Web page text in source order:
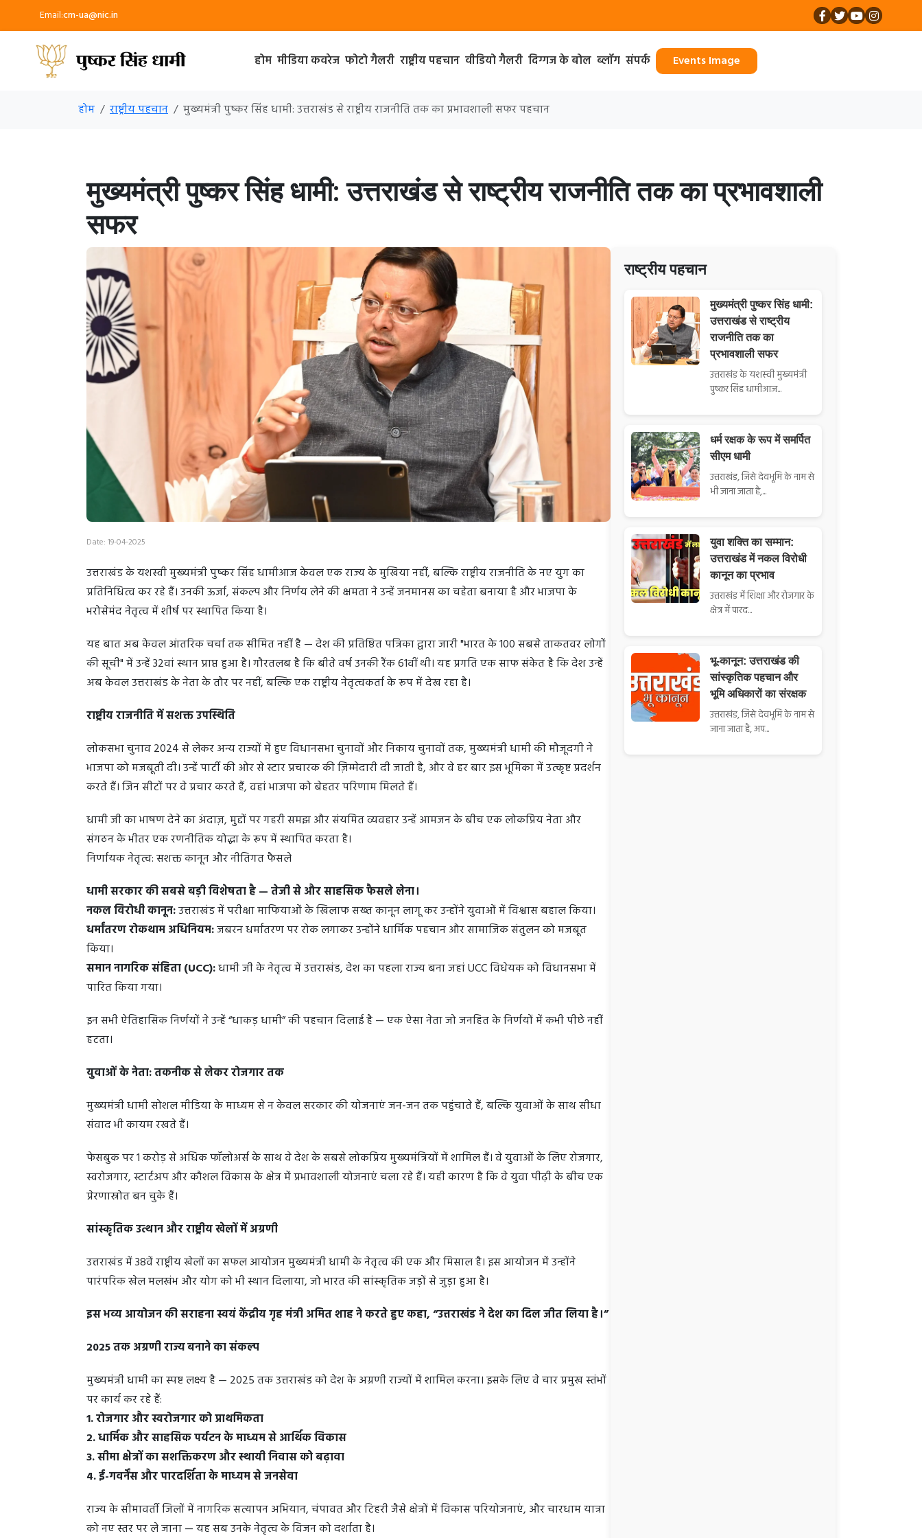
Email:cm-ua@nic.in
होम मीडिया कवरेज फोटो गैलरी राष्ट्रीय पहचान वीडियो गैलरी दिग्गज के बोल ब्लॉग संपर्क Events Image
होम राष्ट्रीय पहचान मुख्यमंत्री पुष्कर सिंह धामी: उत्तराखंड से राष्ट्रीय राजनीति तक का प्रभावशाली सफर पहचान
मुख्यमंत्री पुष्कर सिंह धामी: उत्तराखंड से राष्ट्रीय राजनीति तक का प्रभावशाली
सफर
Date: 19-04-2025
उत्तराखंड के यशस्वी मुख्यमंत्री पुष्कर सिंह धामीआज केवल एक राज्य के मुखिया नहीं, बल्कि राष्ट्रीय राजनीति के नए युग का
प्रतिनिधित्व कर रहे हैं। उनकी ऊर्जा, संकल्प और निर्णय लेने की क्षमता ने उन्हें जनमानस का चहेता बनाया है और भाजपा के
भरोसेमंद नेतृत्व में शीर्ष पर स्थापित किया है।
यह बात अब केवल आंतरिक चर्चा तक सीमित नहीं है — देश की प्रतिष्ठित पत्रिका द्वारा जारी "भारत के 100 सबसे ताकतवर लोगों
की सूची" में उन्हें 32वां स्थान प्राप्त हुआ है। गौरतलब है कि बीते वर्ष उनकी रैंक 61वीं थी। यह प्रगति एक साफ संकेत है कि देश उन्हें
अब केवल उत्तराखंड के नेता के तौर पर नहीं, बल्कि एक राष्ट्रीय नेतृत्वकर्ता के रूप में देख रहा है।
राष्ट्रीय राजनीति में सशक्त उपस्थिति
लोकसभा चुनाव 2024 से लेकर अन्य राज्यों में हुए विधानसभा चुनावों और निकाय चुनावों तक, मुख्यमंत्री धामी की मौजूदगी ने
भाजपा को मजबूती दी। उन्हें पार्टी की ओर से स्टार प्रचारक की ज़िम्मेदारी दी जाती है, और वे हर बार इस भूमिका में उत्कृष्ट प्रदर्शन
करते हैं। जिन सीटों पर वे प्रचार करते हैं, वहां भाजपा को बेहतर परिणाम मिलते हैं।
धामी जी का भाषण देने का अंदाज़, मुद्दों पर गहरी समझ और संयमित व्यवहार उन्हें आमजन के बीच एक लोकप्रिय नेता और
संगठन के भीतर एक रणनीतिक योद्धा के रूप में स्थापित करता है।
निर्णायक नेतृत्व: सशक्त कानून और नीतिगत फैसले
धामी सरकार की सबसे बड़ी विशेषता है — तेजी से और साहसिक फैसले लेना।
नकल विरोधी कानून:उत्तराखंड में परीक्षा माफियाओं के खिलाफ सख्त कानून लागू कर उन्होंने युवाओं में विश्वास बहाल किया।
धर्मांतरण रोकथाम अधिनियम:जबरन धर्मांतरण पर रोक लगाकर उन्होंने धार्मिक पहचान और सामाजिक संतुलन को मजबूत
किया।
समान नागरिक संहिता (UCC):धामी जी के नेतृत्व में उत्तराखंड, देश का पहला राज्य बना जहां UCC विधेयक को विधानसभा में
पारित किया गया।
इन सभी ऐतिहासिक निर्णयों ने उन्हें “धाकड़ धामी” की पहचान दिलाई है — एक ऐसा नेता जो जनहित के निर्णयों में कभी पीछे नहीं
हटता।
युवाओं के नेता: तकनीक से लेकर रोजगार तक
मुख्यमंत्री धामी सोशल मीडिया के माध्यम से न केवल सरकार की योजनाएं जन-जन तक पहुंचाते हैं, बल्कि युवाओं के साथ सीधा
संवाद भी कायम रखते हैं।
फेसबुक पर 1 करोड़ से अधिक फॉलोअर्स के साथ वे देश के सबसे लोकप्रिय मुख्यमंत्रियों में शामिल हैं। वे युवाओं के लिए रोजगार,
स्वरोजगार, स्टार्टअप और कौशल विकास के क्षेत्र में प्रभावशाली योजनाएं चला रहे हैं। यही कारण है कि वे युवा पीढ़ी के बीच एक
प्रेरणास्रोत बन चुके हैं।
सांस्कृतिक उत्थान और राष्ट्रीय खेलों में अग्रणी
उत्तराखंड में 38वें राष्ट्रीय खेलों का सफल आयोजन मुख्यमंत्री धामी के नेतृत्व की एक और मिसाल है। इस आयोजन में उन्होंने
पारंपरिक खेल मलखंभ और योग को भी स्थान दिलाया, जो भारत की सांस्कृतिक जड़ों से जुड़ा हुआ है।
इस भव्य आयोजन की सराहना स्वयं केंद्रीय गृह मंत्री अमित शाह ने करते हुए कहा, “उत्तराखंड ने देश का दिल जीत लिया है।”
2025 तक अग्रणी राज्य बनाने का संकल्प
मुख्यमंत्री धामी का स्पष्ट लक्ष्य है — 2025 तक उत्तराखंड को देश के अग्रणी राज्यों में शामिल करना। इसके लिए वे चार प्रमुख स्तंभों
पर कार्य कर रहे हैं:
1. रोजगार और स्वरोजगार को प्राथमिकता
2. धार्मिक और साहसिक पर्यटन के माध्यम से आर्थिक विकास
3. सीमा क्षेत्रों का सशक्तिकरण और स्थायी निवास को बढ़ावा
4. ई-गवर्नेंस और पारदर्शिता के माध्यम से जनसेवा
राज्य के सीमावर्ती जिलों में नागरिक सत्यापन अभियान, चंपावत और टिहरी जैसे क्षेत्रों में विकास परियोजनाएं, और चारधाम यात्रा
को नए स्तर पर ले जाना — यह सब उनके नेतृत्व के विजन को दर्शाता है।
राष्ट्रीय पहचान
मुख्यमंत्री पुष्कर सिंह धामी:
उत्तराखंड से राष्ट्रीय
राजनीति तक का
प्रभावशाली सफर
उत्तराखंड के यशस्वी मुख्यमंत्री
पुष्कर सिंह धामीआज...
धर्म रक्षक के रूप में समर्पित
सीएम धामी
उत्तराखंड, जिसे देवभूमि के नाम से
भी जाना जाता है,...
युवा शक्ति का सम्मान:
उत्तराखंड में नकल विरोधी
कानून का प्रभाव
उत्तराखंड में शिक्षा और रोजगार के
क्षेत्र में पारद...
भू-कानून: उत्तराखंड की
सांस्कृतिक पहचान और
भूमि अधिकारों का संरक्षक
उत्तराखंड, जिसे देवभूमि के नाम से
जाना जाता है, अप...